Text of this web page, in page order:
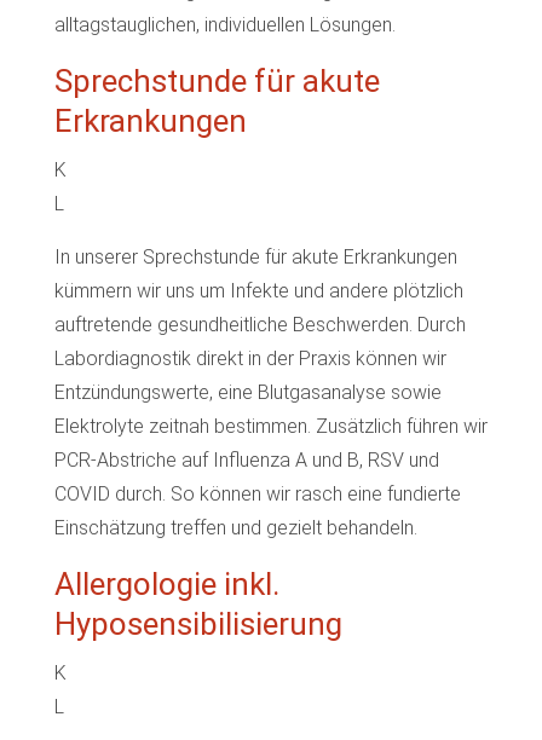
alltagstauglichen, individuellen Lösungen.
Sprechstunde für akute
Erkrankungen
K
L
In unserer Sprechstunde für akute Erkrankungen
kümmern wir uns um Infekte und andere plötzlich
auftretende gesundheitliche Beschwerden. Durch
Labordiagnostik direkt in der Praxis können wir
Entzündungswerte, eine Blutgasanalyse sowie
Elektrolyte zeitnah bestimmen. Zusätzlich führen wir
PCR-Abstriche auf Influenza A und B, RSV und
COVID durch. So können wir rasch eine fundierte
Einschätzung treffen und gezielt behandeln.
Allergologie inkl.
Hyposensibilisierung
K
L